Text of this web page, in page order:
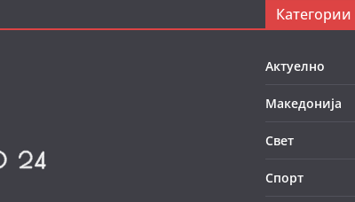
Категории
Актуелно
Македонија
Свет
Спорт